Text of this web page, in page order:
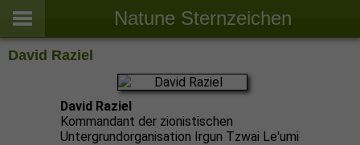
Natune Sternzeichen
David Raziel
David Raziel
Kommandant der zionistischen
Untergrundorganisation Irgun Tzwai Le'umi